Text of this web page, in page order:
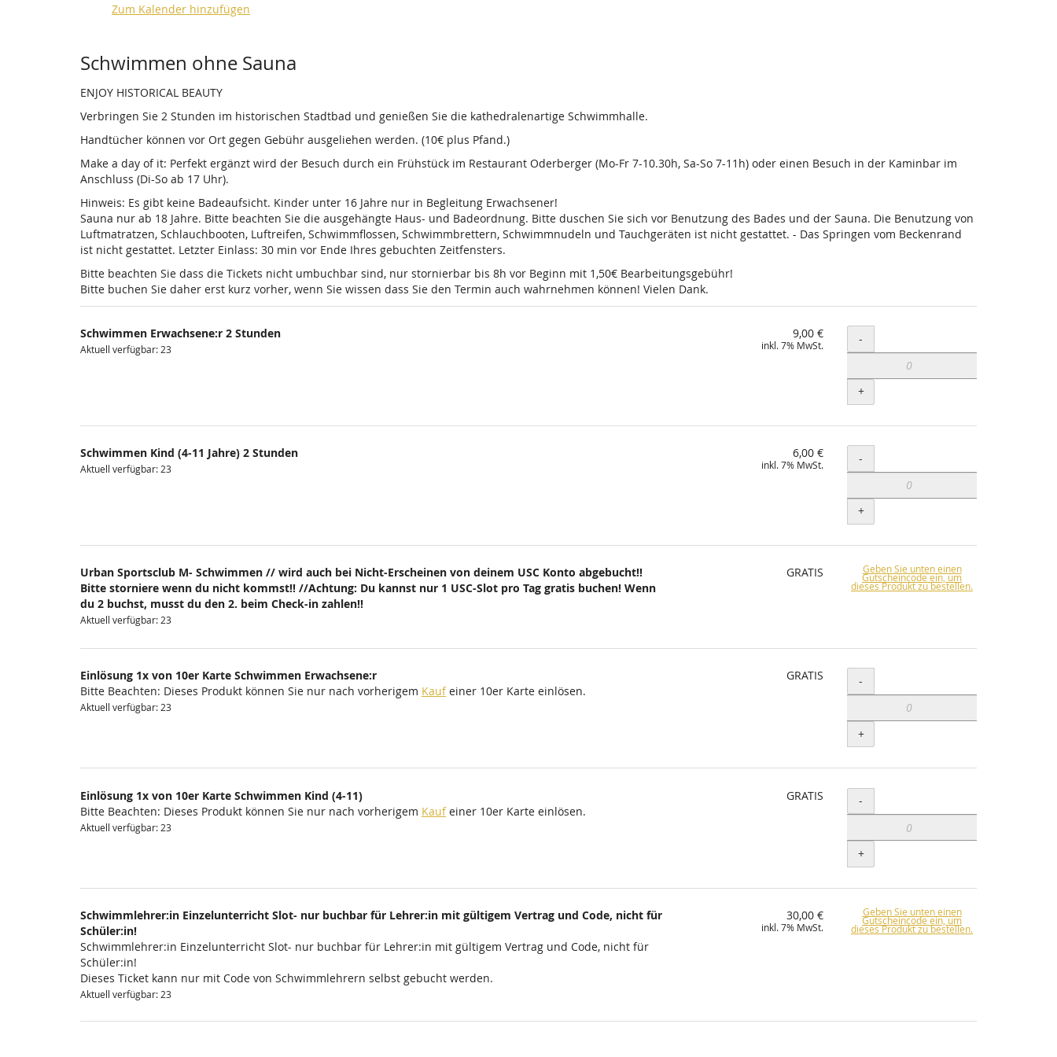
Zum Kalender hinzufügen
Produkte
Schwimmen ohne Sauna
ENJOY HISTORICAL BEAUTY
Verbringen Sie 2 Stunden im historischen Stadtbad und genießen Sie die kathedralenartige Schwimmhalle.
Handtücher können vor Ort gegen Gebühr ausgeliehen werden. (10€ plus Pfand.)
Make a day of it: Perfekt ergänzt wird der Besuch durch ein Frühstück im Restaurant Oderberger (Mo-Fr 7-10.30h, Sa-So 7-11h) oder einen Besuch in der Kaminbar im
Anschluss (Di-So ab 17 Uhr).
Hinweis: Es gibt keine Badeaufsicht. Kinder unter 16 Jahre nur in Begleitung Erwachsener!
Sauna nur ab 18 Jahre. Bitte beachten Sie die ausgehängte Haus- und Badeordnung. Bitte duschen Sie sich vor Benutzung des Bades und der Sauna. Die Benutzung von
Luftmatratzen, Schlauchbooten, Luftreifen, Schwimmflossen, Schwimmbrettern, Schwimmnudeln und Tauchgeräten ist nicht gestattet. - Das Springen vom Beckenrand
ist nicht gestattet. Letzter Einlass: 30 min vor Ende Ihres gebuchten Zeitfensters.
Bitte beachten Sie dass die Tickets nicht umbuchbar sind, nur stornierbar bis 8h vor Beginn mit 1,50€ Bearbeitungsgebühr!
Bitte buchen Sie daher erst kurz vorher, wenn Sie wissen dass Sie den Termin auch wahrnehmen können! Vielen Dank.
Schwimmen Erwachsene:r 2 Stunden
Aktuell verfügbar: 23
9,00 €
inkl. 7% MwSt. Menge
-
+
Schwimmen Kind (4-11 Jahre) 2 Stunden
Aktuell verfügbar: 23
6,00 €
inkl. 7% MwSt. Menge
-
+
Urban Sportsclub M- Schwimmen // wird auch bei Nicht-Erscheinen von deinem USC Konto abgebucht!!
Bitte storniere wenn du nicht kommst!! //Achtung: Du kannst nur 1 USC-Slot pro Tag gratis buchen! Wenn
du 2 buchst, musst du den 2. beim Check-in zahlen!!
Aktuell verfügbar: 23
GRATIS Geben Sie unten einen
Gutscheincode ein, um
dieses Produkt zu bestellen.
Einlösung 1x von 10er Karte Schwimmen Erwachsene:r
Bitte Beachten: Dieses Produkt können Sie nur nach vorherigem Kaufeiner 10er Karte einlösen.
Aktuell verfügbar: 23
GRATIS Menge
-
+
Einlösung 1x von 10er Karte Schwimmen Kind (4-11)
Bitte Beachten: Dieses Produkt können Sie nur nach vorherigem Kaufeiner 10er Karte einlösen.
Aktuell verfügbar: 23
GRATIS Menge
-
+
Schwimmlehrer:in Einzelunterricht Slot- nur buchbar für Lehrer:in mit gültigem Vertrag und Code, nicht für
Schüler:in!
Schwimmlehrer:in Einzelunterricht Slot- nur buchbar für Lehrer:in mit gültigem Vertrag und Code, nicht für
Schüler:in!
Dieses Ticket kann nur mit Code von Schwimmlehrern selbst gebucht werden.
Aktuell verfügbar: 23
30,00 €
inkl. 7% MwSt.
Geben Sie unten einen
Gutscheincode ein, um
dieses Produkt zu bestellen.